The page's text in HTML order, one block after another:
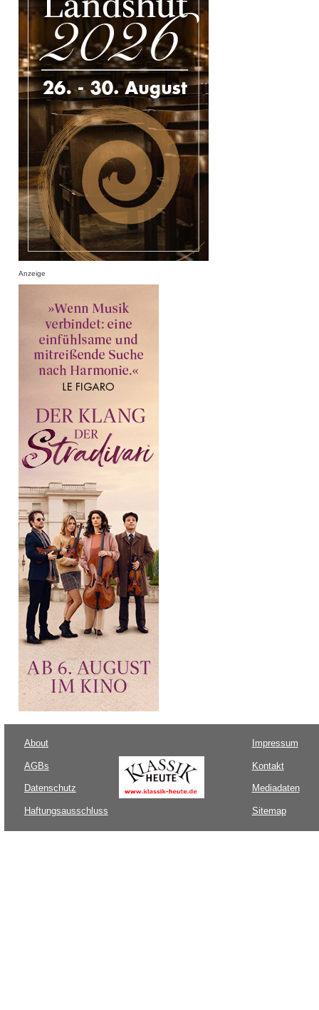
Anzeige
About
AGBs
Datenschutz
Haftungsausschluss
Impressum
Kontakt
Mediadaten
Sitemap